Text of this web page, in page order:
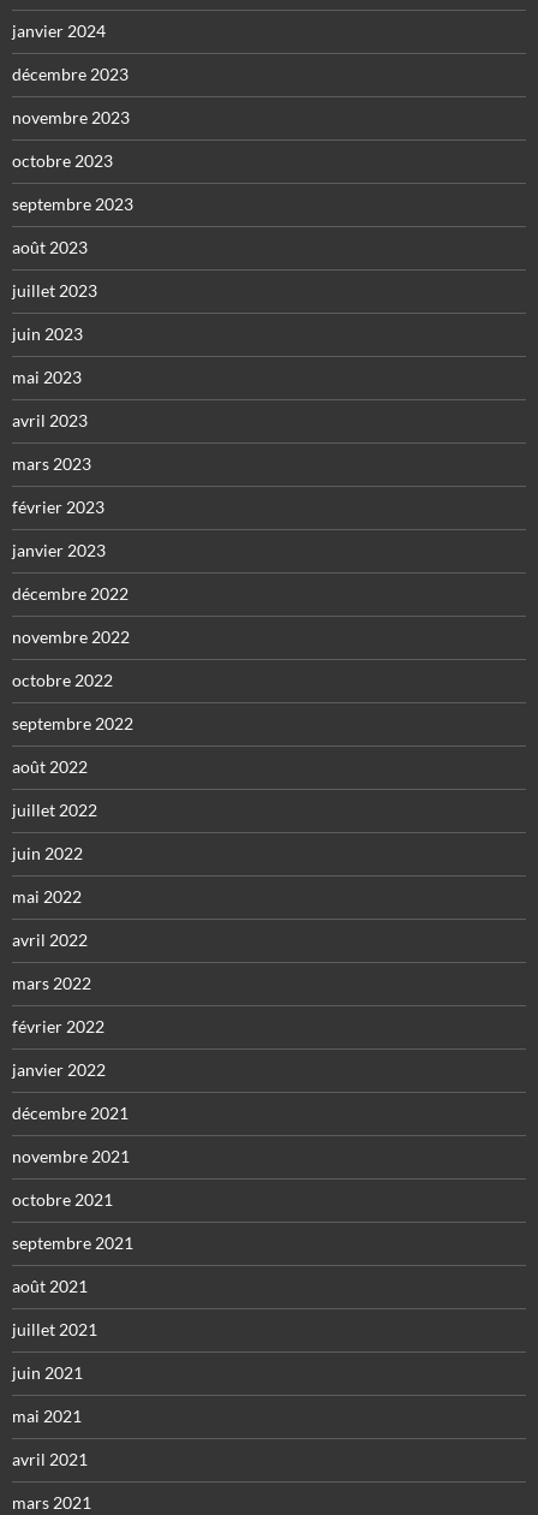
janvier 2024
décembre 2023
novembre 2023
octobre 2023
septembre 2023
août 2023
juillet 2023
juin 2023
mai 2023
avril 2023
mars 2023
février 2023
janvier 2023
décembre 2022
novembre 2022
octobre 2022
septembre 2022
août 2022
juillet 2022
juin 2022
mai 2022
avril 2022
mars 2022
février 2022
janvier 2022
décembre 2021
novembre 2021
octobre 2021
septembre 2021
août 2021
juillet 2021
juin 2021
mai 2021
avril 2021
mars 2021